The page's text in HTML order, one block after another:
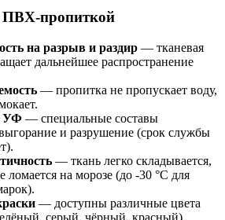
ПВХ-пропиткой
на разрыв и раздир — тканевая
дальнейшее распространение
— пропитка не пропускает воду,
УФ — специальные составы
и разрушение (срок службы
— ткань легко складывается,
ломается на морозе (до -30 °C для
— доступны различные цвета